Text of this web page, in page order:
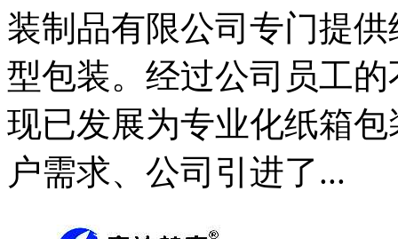
装制品有限公司专门提
型包装。经过公司员工
现已发展为专业化纸箱
户需求、公司引进了...